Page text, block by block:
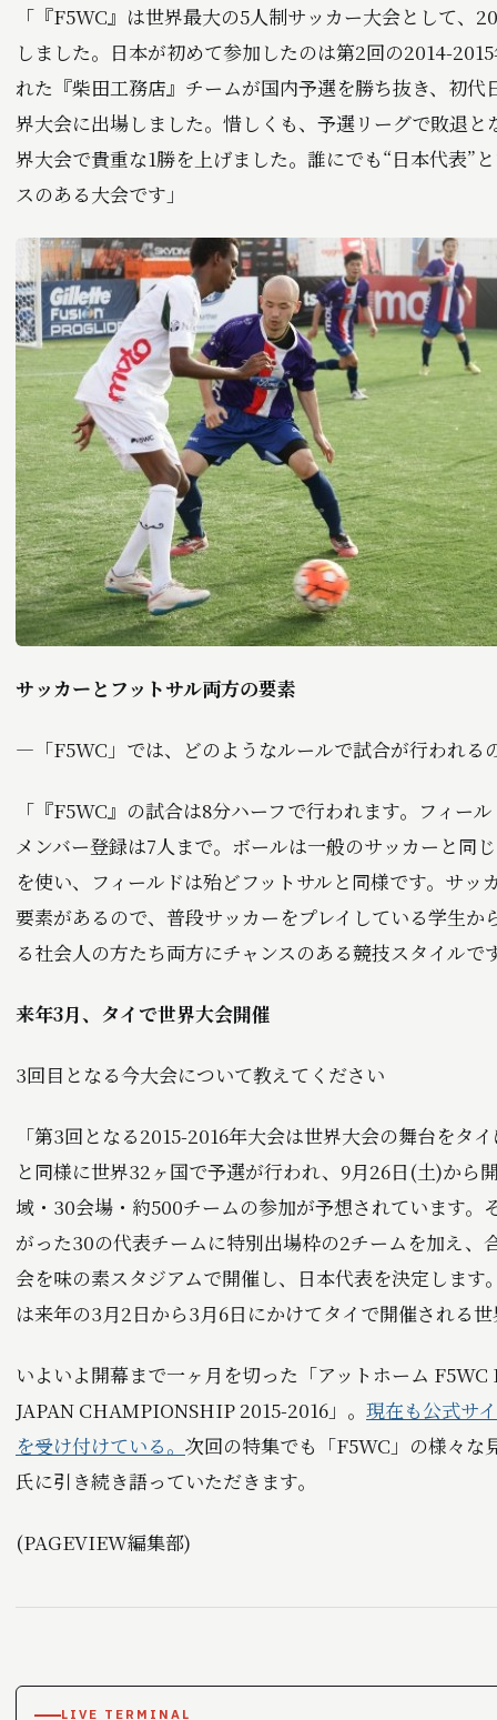
「『F5WC』は世界最大の5人制サッカー大会として、
しました。日本が初めて参加したのは第2回の2014-
れた『柴田工務店』チームが国内予選を勝ち抜き、初代
界大会に出場しました。惜しくも、予選リーグで敗退と
界大会で貴重な1勝を上げました。誰にでも“日本代表”
スのある大会です」
サッカーとフットサル両方の要素
―「F5WC」では、どのようなルールで試合が行われる
「『F5WC』の試合は8分ハーフで行われます。フィー
メンバー登録は7人まで。ボールは一般のサッカーと同
を使い、フィールドは殆どフットサルと同様です。サッ
要素があるので、普段サッカーをプレイしている学生か
る社会人の方たち両方にチャンスのある競技スタイルで
来年3月、タイで世界大会開催
――3回目となる今大会について教えてください
「第3回となる2015-2016年大会は世界大会の舞台をタ
と同様に世界32ヶ国で予選が行われ、9月26日(土)から
域・30会場・約500チームの参加が予想されています。
がった30の代表チームに特別出場枠の2チームを加え、
会を味の素スタジアムで開催し、日本代表を決定します
は来年の3月2日から3月6日にかけてタイで開催される
いよいよ開幕まで一ヶ月を切った「アットホーム
JAPAN CHAMPIONSHIP 2015-2016」。 現在も公式サ
を受け付けている。 次回の特集でも「F5WC」の様々な
氏に引き続き語っていただきます。
(PAGEVIEW編集部)
LIVE TERMINAL